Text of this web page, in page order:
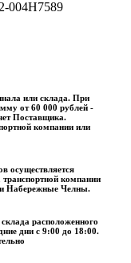
или склада. При
от 60 000 рублей -
Поставщика.
компании или
осуществляется
компании
и Набережные Челны.
расположенного
дни с 9:00 до 18:00.